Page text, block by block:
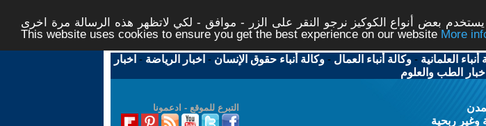
بعض أنواع الكوكيز نرجو النقر على الزر - موافق - لكي لاتظهر هذه الرسالة مرة اخرى -
This website uses cookies to ensure you get the best experience on our website
أنباء العلمانية -وكالة أنباء العمال -وكالة أنباء حقوق الإنسان - اخبار الرياضة - اخبار
اخبار الطب والعلوم
التبرع للموقع - ادعمونا
وغير ربحية